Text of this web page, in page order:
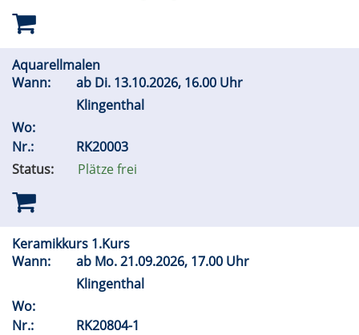
Aquarellmalen
Wann:
ab Di. 13.10.2026, 16.00 Uhr
Klingenthal
Wo:
Nr.:
RK20003
Status:
Plätze frei
Keramikkurs 1.Kurs
Wann:
ab Mo.21.09.2026, 17.00 Uhr
Klingenthal
Wo:
Nr.:
RK20804-1